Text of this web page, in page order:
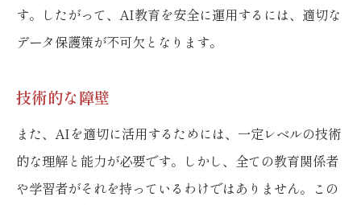
す。したがって、AI教育を安全に運用するには、適切な
データ保護策が不可欠となります。
技術的な障壁
また、AIを適切に活用するためには、一定レベルの技術
的な理解と能力が必要です。しかし、全ての教育関係者
や学習者がそれを持っているわけではありません。この